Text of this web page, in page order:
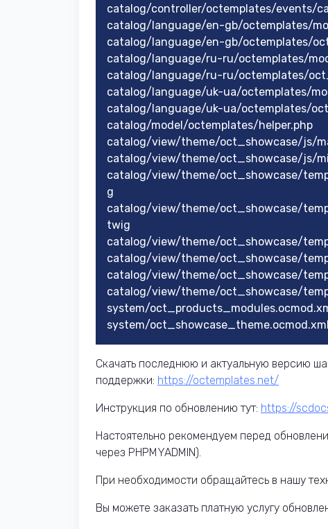
catalog/controller/octemplates/events/
catalog/language/en-gb/octemplates/
catalog/language/en-gb/octemplates/
catalog/language/ru-ru/octemplates/
catalog/language/ru-ru/octemplates/
catalog/language/uk-ua/octemplates/
catalog/language/uk-ua/octemplates/
catalog/model/octemplates/helper.php
catalog/view/theme/oct_showcase/js/
catalog/view/theme/oct_showcase/js/
catalog/view/theme/oct_showcase/
g
catalog/view/theme/oct_showcase/
twig
catalog/view/theme/oct_showcase/
catalog/view/theme/oct_showcase/
catalog/view/theme/oct_showcase/
catalog/view/theme/oct_showcase/
system/
system/oct_showcase_theme.ocmod.xml
Скачать последнюю и актуальную версию
поддержки: https://octemplates.net/
Инструкция по обновлению тут: https://
Настоятельно рекомендуем перед
через PHPMYADMIN).
При необходимости обращайтесь в нашу
Вы можете заказать платную услугу